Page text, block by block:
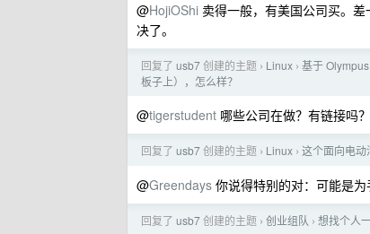
@HojiOShi 卖得一般，有美国公司买。
决了。
回复了 usb7创建的主题 › Linux › 基于
板子上），怎么样？
@tigerstudent 哪些公司在做？有链接吗？
回复了 usb7创建的主题 › Linux › 这个面向电动
@Greendays 你说得特别的对：可能是为
回复了 usb7创建的主题 › 创业组队 › 想找个人